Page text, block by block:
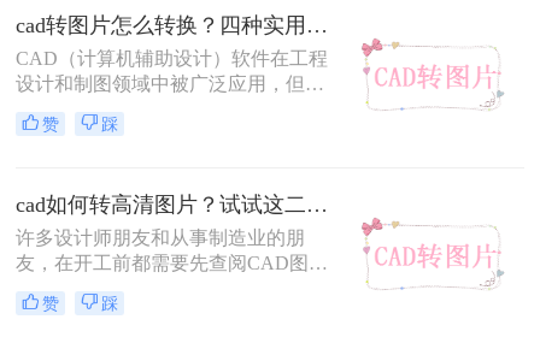
转呢？本文将介绍几种CAD转图片的
常用方法，帮助你轻松完成转换任
务。
cad转图片怎么转换？四种实用方法速学！
CAD（计算机辅助设计）软件在工程
设计和制图领域中被广泛应用，但有
时候我们需要将CAD文件转换为图片
格式以便于分享、展示或打印。那么
助读者轻松实现格式转换。
赞 踩
cad如何转高清图片？试试这二种方法！
许多设计师朋友和从事制造业的朋
友，在开工前都需要先查阅CAD图纸
来进行参考。但如果文件是DWG或
DXF格式，就需要用专门的软件进行
赞 踩